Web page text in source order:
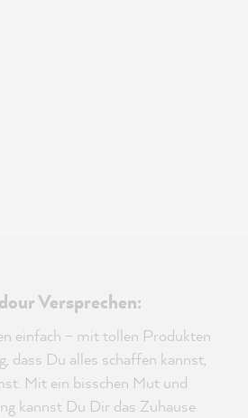
Versprechen:
einfach – mit tollen Produkten
dass Du alles schaffen kannst,
Mit ein bisschen Mut und
kannst Du Dir das Zuhause